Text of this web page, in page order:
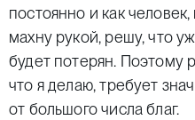
постоянно и как
махну рукой, решу, что
будет потерян. Поэтому
что я делаю, требует
от большого числа благ.